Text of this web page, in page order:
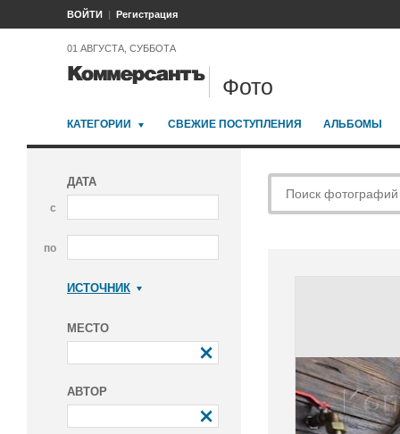
ВОЙТИ Регистрация
01 АВГУСТА, СУББОТА
Фото
КАТЕГОРИИ СВЕЖИЕ ПОСТУПЛЕНИЯ АЛЬБОМЫ
ДАТА
с
по
ИСТОЧНИК
МЕСТО
АВТОР